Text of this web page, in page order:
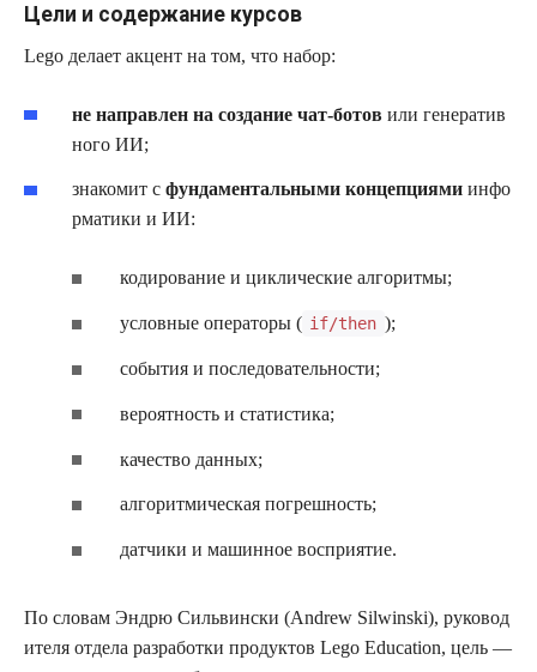
Цели и содержание курсов
Lego делает акцент на том, что набор:
не направлен на создание чат‑ботов или генератив
ного ИИ;
знакомит с фундаментальными концепциями инфо
рматики и ИИ:
кодирование и циклические алгоритмы;
условные операторы ( if/then );
события и последовательности;
вероятность и статистика;
качество данных;
алгоритмическая погрешность;
датчики и машинное восприятие.
По словам Эндрю Сильвински (Andrew Silwinski), руковод
ителя отдела разработки продуктов Lego Education, цель —